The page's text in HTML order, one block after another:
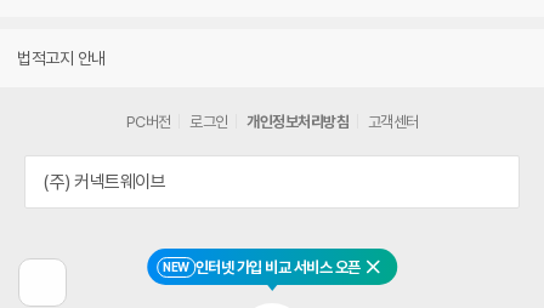
NEW 인터넷 가입 비교 서비스 오픈 닫기
법적고지 안내
PC버전 로그인 개인정보처리방침 고객센터
(주) 커넥트웨이브